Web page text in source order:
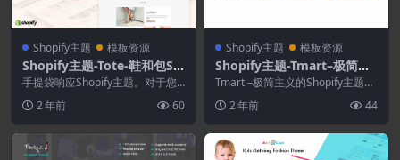
Shopify主题 模板资源
Shopify主题-Tote-鞋和包Sh
opify主题
手提袋响应Shopify主题。对于您
净，愉快...
2 年前 60
Shopify主题 模板资源
Shopify主题-Tmart–极简主
义Shopify主题
Tmart –极简主义的Shopify主题是
蓬勃，...
2 年前 44